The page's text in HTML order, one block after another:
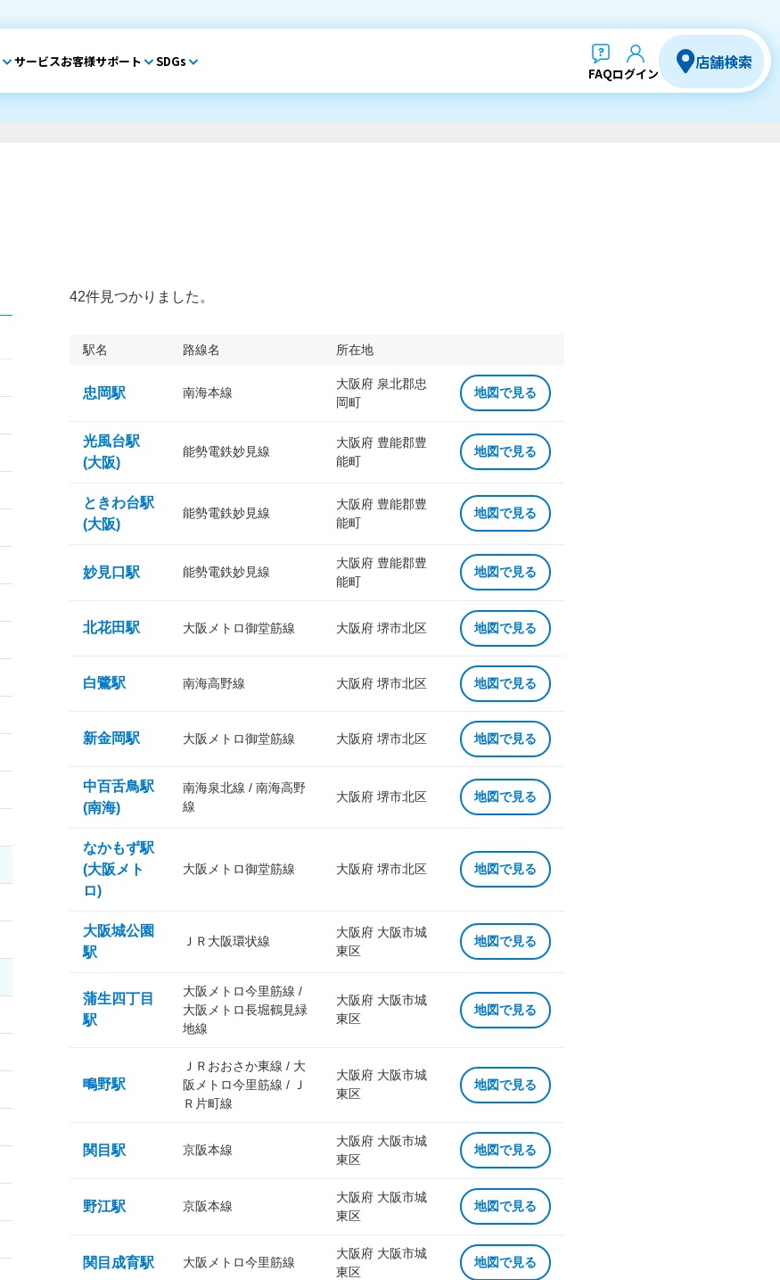
サービスお客様サポート SDGs
FAQログイン
店舗検索
42件見つかりました。
駅名 路線名 所在地
忠岡駅 南海本線
大阪府 泉北郡忠
岡町
地図で見る
光風台駅
(大阪)
能勢電鉄妙見線
大阪府 豊能郡豊
能町
地図で見る
ときわ台駅
(大阪)
能勢電鉄妙見線
大阪府 豊能郡豊
能町
地図で見る
妙見口駅 能勢電鉄妙見線
大阪府 豊能郡豊
能町
地図で見る
北花田駅 大阪メトロ御堂筋線 大阪府 堺市北区 地図で見る
白鷺駅 南海高野線 大阪府 堺市北区 地図で見る
新金岡駅 大阪メトロ御堂筋線 大阪府 堺市北区 地図で見る
中百舌鳥駅
(南海)
南海泉北線 / 南海高野
線
大阪府 堺市北区 地図で見る
なかもず駅
(大阪メト
ロ)
大阪メトロ御堂筋線 大阪府 堺市北区 地図で見る
大阪城公園
駅
ＪＲ大阪環状線
大阪府 大阪市城
東区
地図で見る
蒲生四丁目
駅
大阪メトロ今里筋線 /
大阪メトロ長堀鶴見緑
地線
大阪府 大阪市城
東区
地図で見る
鴫野駅
ＪＲおおさか東線 / 大
阪メトロ今里筋線 / Ｊ
Ｒ片町線
大阪府 大阪市城
東区
地図で見る
関目駅 京阪本線
大阪府 大阪市城
東区
地図で見る
野江駅 京阪本線
大阪府 大阪市城
東区
地図で見る
関目成育駅 大阪メトロ今里筋線
大阪府 大阪市城
東区
地図で見る